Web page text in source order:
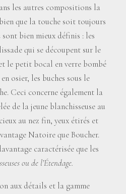
les autres compositions la
que la touche soit toujours
bien mieux définis : les
qui se découpent sur le
le petit bocal en verre bombé
osier, les buches sous le
Ceci concerne également la
de la jeune blanchisseuse au
au nez fin, yeux étirés et
Natoire que Boucher.
caractérisée que les
ou de l’Étendage.
aux détails et la gamme